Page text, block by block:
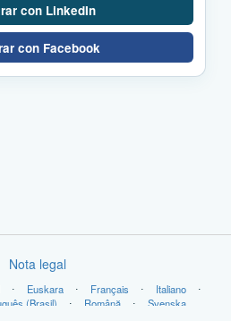
con LinkedIn
con Facebook
Nota legal
⋅ Euskara ⋅ Français ⋅ Italiano
⋅
(Brasil) ⋅ Română ⋅ Svenska